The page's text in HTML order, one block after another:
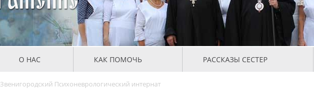
О НАС КАК ПОМОЧЬ РАССКАЗЫ СЕСТЕР
Звенигородский Психоневрологический интернат